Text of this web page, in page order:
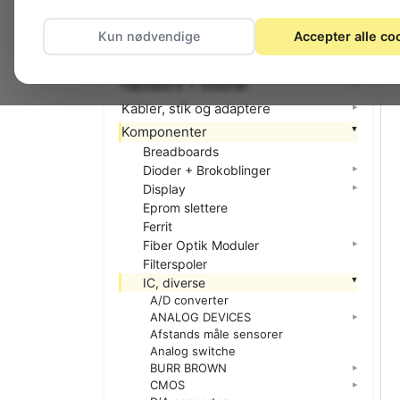
El-materiel (installation)
Foto
Højttalere + tilbehør
Kabler, stik og adaptere
Komponenter
Breadboards
Dioder + Brokoblinger
Display
Eprom slettere
Ferrit
Fiber Optik Moduler
Filterspoler
IC, diverse
A/D converter
ANALOG DEVICES
Afstands måle sensorer
Analog switche
BURR BROWN
CMOS
Kun nødvendige Accepter alle